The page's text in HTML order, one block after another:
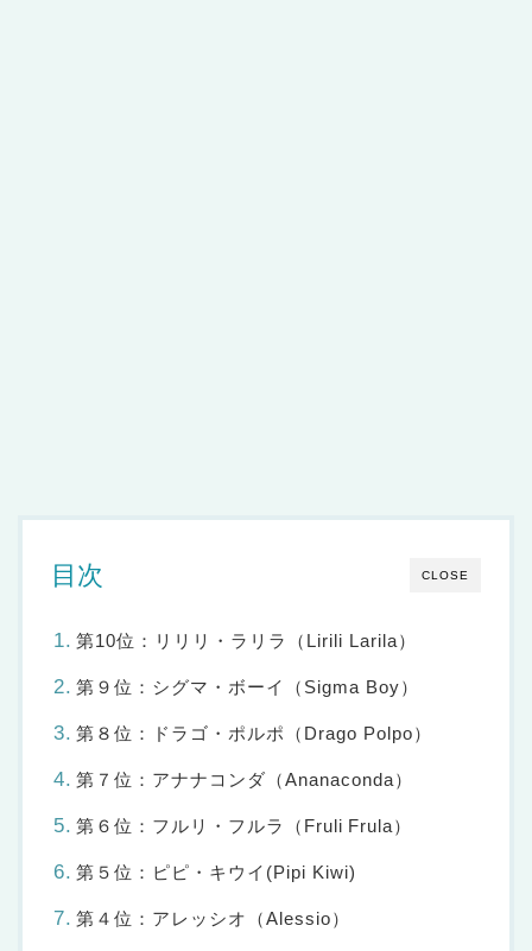
CLOSE
目次
第10位：リリリ・ラリラ（Lirili Larila）
第９位：シグマ・ボーイ（Sigma Boy）
第８位：ドラゴ・ポルポ（Drago Polpo）
第７位：アナナコンダ（Ananaconda）
第６位：フルリ・フルラ（Fruli Frula）
第５位：ピピ・キウイ(Pipi Kiwi)
第４位：アレッシオ（Alessio）